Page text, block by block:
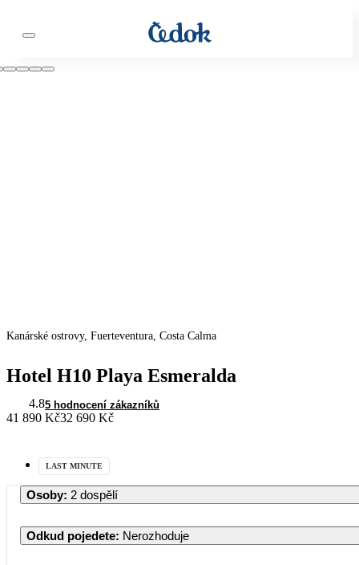
Kanárské ostrovy, Fuerteventura, Costa Calma
Hotel H10 Playa Esmeralda
4.85 hodnocení zákazníků
41 890 Kč32 690 Kč
LAST MINUTE
Osoby: 2 dospělí
Odkud pojedete: Nerozhoduje